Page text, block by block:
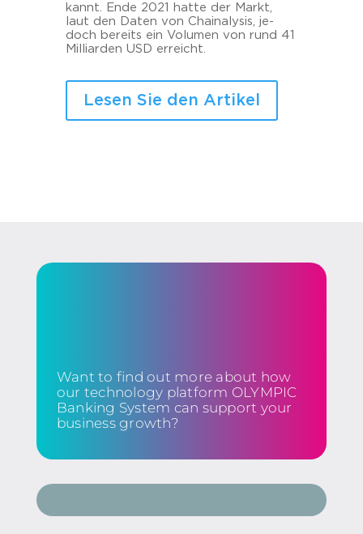
kannt. Ende 2021 hatte der Markt,
laut den Daten von Chaina­ly­sis, je­
doch be­reits ein Vo­lu­men von rund 41
Mil­li­ar­den USD er­reicht.
Lesen Sie den Artikel
Want to find out more about how
our technology platform OLYMPIC
Banking System can support your
business growth?